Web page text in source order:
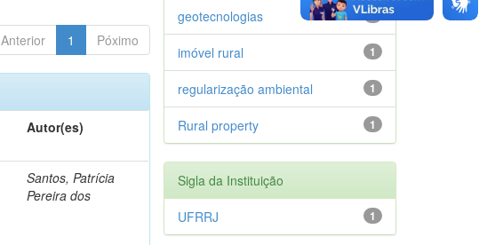
Anterior 1 Póximo
Autor(es)
Santos, Patrícia
Pereira dos
1
geotecnologias
1
imóvel rural
1
regularização ambiental
1
Rural property
Sigla da Instituição
1
UFRRJ